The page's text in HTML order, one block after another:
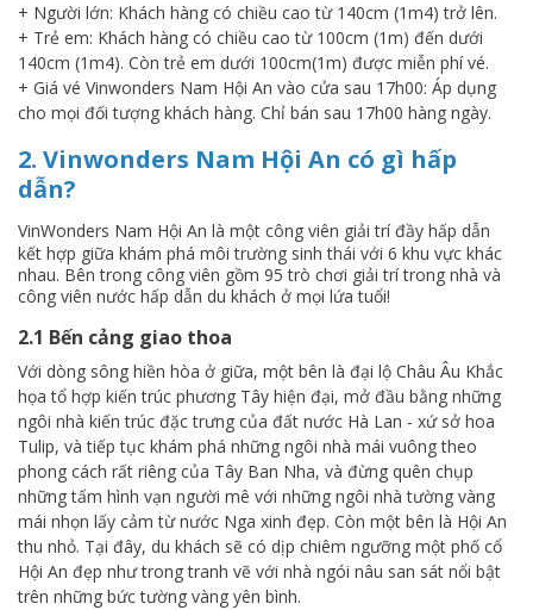
+ Người lớn: Khách hàng có chiều cao từ 140cm (1m4) trở lên.
+ Trẻ em: Khách hàng có chiều cao từ 100cm (1m) đến dưới
140cm (1m4). Còn trẻ em dưới 100cm(1m) được miễn phí vé.
+ Giá vé Vinwonders Nam Hội An vào cửa sau 17h00: Áp dụng
cho mọi đối tượng khách hàng. Chỉ bán sau 17h00 hàng ngày.
2. Vinwonders Nam Hội An có gì hấp
dẫn?
VinWonders Nam Hội An là một công viên giải trí đầy hấp dẫn
kết hợp giữa khám phá môi trường sinh thái với 6 khu vực khác
nhau. Bên trong công viên gồm 95 trò chơi giải trí trong nhà và
công viên nước hấp dẫn du khách ở mọi lứa tuổi!
2.1 Bến cảng giao thoa
Với dòng sông hiền hòa ở giữa, một bên là đại lộ Châu Âu Khắc
họa tổ hợp kiến trúc phương Tây hiện đại, mở đầu bằng những
ngôi nhà kiến trúc đặc trưng của đất nước Hà Lan - xứ sở hoa
Tulip, và tiếp tục khám phá những ngôi nhà mái vuông theo
phong cách rất riêng của Tây Ban Nha, và đừng quên chụp
những tấm hình vạn người mê với những ngôi nhà tường vàng
mái nhọn lấy cảm từ nước Nga xinh đẹp. Còn một bên là Hội An
thu nhỏ. Tại đây, du khách sẽ có dịp chiêm ngưỡng một phố cổ
Hội An đẹp như trong tranh vẽ với nhà ngói nâu san sát nổi bật
trên những bức tường vàng yên bình.